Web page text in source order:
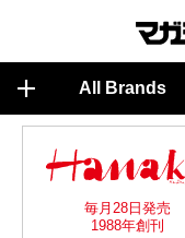
All Brands
毎月28日発売
1988年創刊